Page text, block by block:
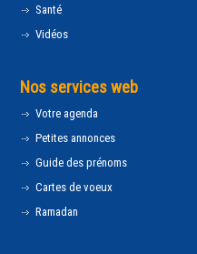
Santé
Vidéos
Nos services web
Votre agenda
Petites annonces
Guide des prénoms
Cartes de voeux
Ramadan